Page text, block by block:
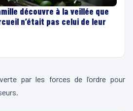
découvre à la veillée que
n’était pas celui de leur
par les forces de l’ordre pour